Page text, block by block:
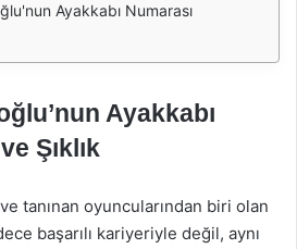
Ayakkabı Numarası
Ayakkabı
Şıklık
tanınan oyuncularından biri olan
başarılı kariyeriyle değil, aynı